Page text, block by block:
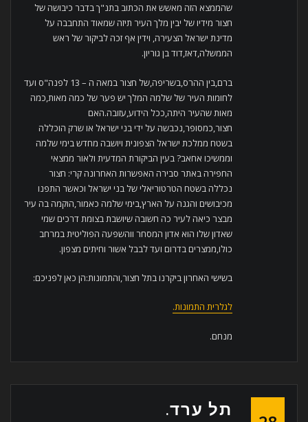
שהממצא הזה מאשש את הכתוב בתנ"ך בדבר כיבושה של
חצור מידיו של יבין מלך העיר תיזה שמאוד התחבבה על
מדינת ישראל הצעירה, וידין אף זכה לביקור של ראש
הממשלה,דאז,דוד בן גוריון.
ברם,בין ההרס,בשריפה,של חצור במאה ה – 13 לפנה"ס ועד
לחומות העיר של שלמה המלך יש פער של כמה מאות,כמה
מאות שהעיר היתה,ככל הידוע,עזובה.האם
חצור,כמסופר,נכבשה על ידי בני ישראל או שרק הוכללה
בשטח ממלכת ישראל הצפונית ויושבה מחדש בימי שלמה
וממשיכו אחאב? בעין הביקורת המדעית ולאור ממצאי
החפירה באתר סבירה האפשרות האחרונה קרי: חצור
נכללה בשטח הטרטוריאלי של בני ישראל וכאשר התפנו
מכיבושים והגנה על הארץ,בימי שלמה כאמור,הוקמה בה עיר
מבצר כיאה לעיר כה חשובה שיושבת בצומת דרכים שמי
שאדון שלו הוא אדון המסחר ווהשפעה הפוליטית במרחב
כולו,ממצרים בדרום ועד לבבל אשור וחיתים מצפון.
בשישי האחרון ביקרנו בתל חצור,והתמונות:הן כאן לפניכם:
לגלרית התמונות.
מנחם.
תל ערד.